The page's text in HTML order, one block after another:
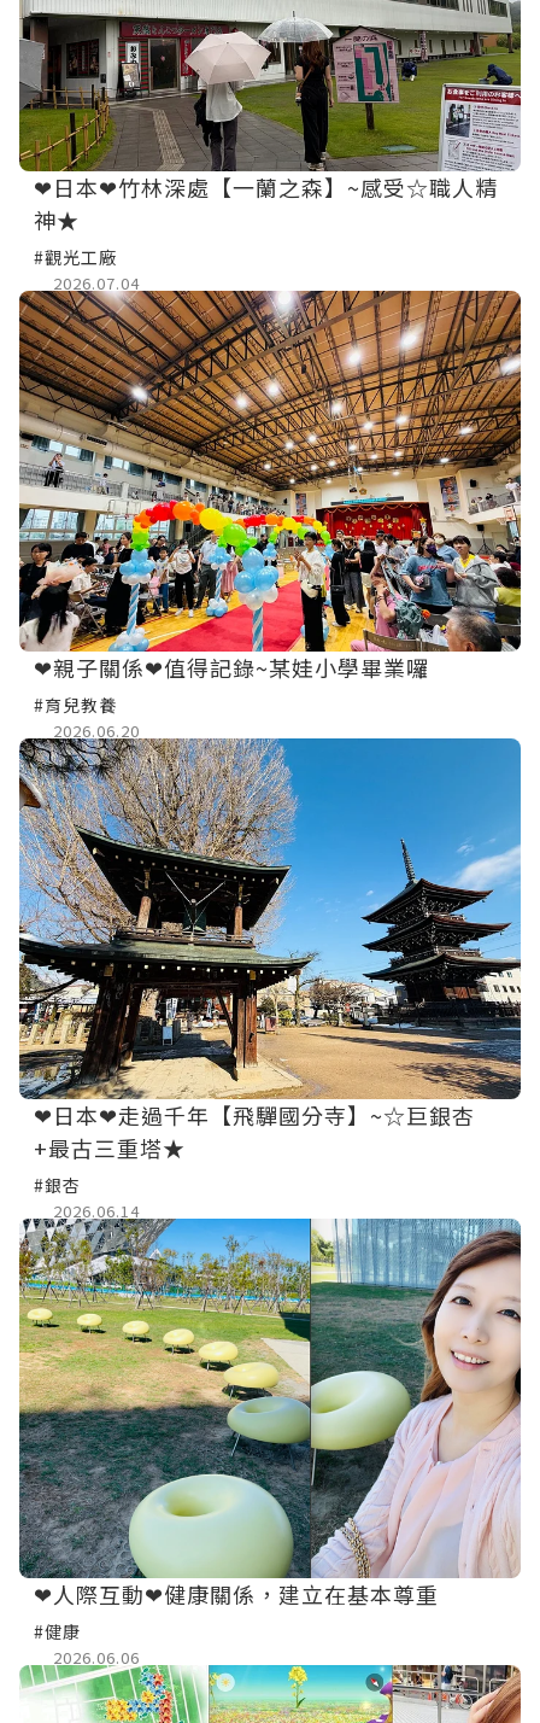
❤日本❤竹林深處【一蘭之森】~感受☆職人精
神★
#觀光工廠
2026.07.04
❤親子關係❤值得記錄~某娃小學畢業囉
#育兒教養
2026.06.20
❤日本❤走過千年【飛驒國分寺】~☆巨銀杏
+最古三重塔★
#銀杏
2026.06.14
❤人際互動❤健康關係，建立在基本尊重
#健康
2026.06.06